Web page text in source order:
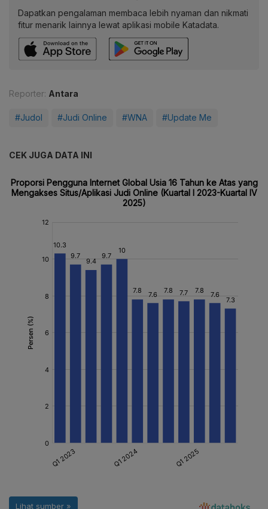
Dapatkan pengalaman membaca lebih nyaman dan nikmati
fitur menarik lainnya lewat aplikasi mobile Katadata.
Reporter: Antara
#Judol #Judi Online #WNA #Update Me
CEK JUGA DATA INI